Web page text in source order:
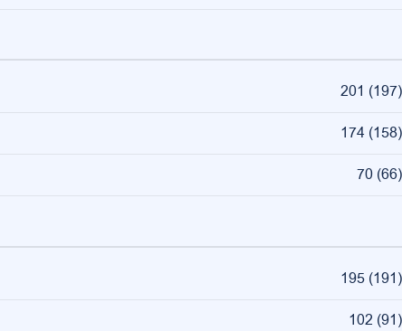
201 (197)
174 (158)
70 (66)
195 (191)
102 (91)